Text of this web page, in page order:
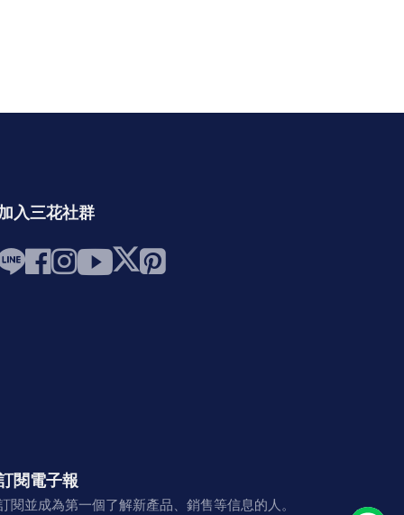
入三花社群
閱電子報
閱並成為第一個了解新產品、銷售等信息的人。